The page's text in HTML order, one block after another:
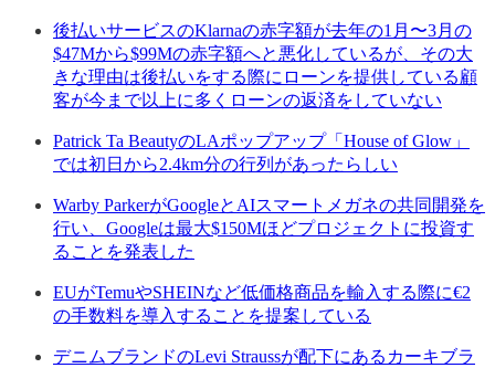
後払いサービスのKlarnaの赤字額が去年の1月〜3月の
$47Mから$99Mの赤字額へと悪化しているが、その大
きな理由は後払いをする際にローンを提供している顧
客が今まで以上に多くローンの返済をしていない
Patrick Ta BeautyのLAポップアップ「House of Glow」
では初日から2.4km分の行列があったらしい
Warby ParkerがGoogleとAIスマートメガネの共同開発を
行い、Googleは最大$150Mほどプロジェクトに投資す
ることを発表した
EUがTemuやSHEINなど低価格商品を輸入する際に€2
の手数料を導入することを提案している
デニムブランドのLevi Straussが配下にあるカーキブラ